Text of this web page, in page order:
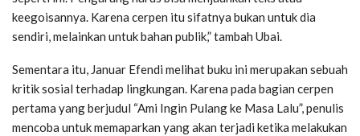
keegoisannya. Karena cerpen itu sifatnya bukan untuk dia
sendiri, melainkan untuk bahan publik,” tambah Ubai.
Sementara itu, Januar Efendi melihat buku ini merupakan sebuah
kritik sosial terhadap lingkungan. Karena pada bagian cerpen
pertama yang berjudul “Ami Ingin Pulang ke Masa Lalu”, penulis
mencoba untuk memaparkan yang akan terjadi ketika melakukan